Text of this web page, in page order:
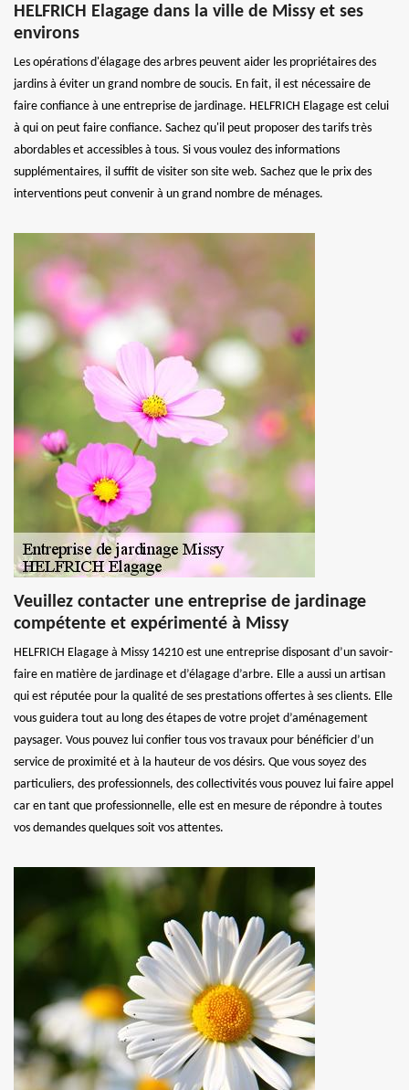
HELFRICH Elagage dans la ville de Missy et ses
environs
Les opérations d'élagage des arbres peuvent aider les propriétaires des
jardins à éviter un grand nombre de soucis. En fait, il est nécessaire de
faire confiance à une entreprise de jardinage. HELFRICH Elagage est celui
à qui on peut faire confiance. Sachez qu'il peut proposer des tarifs très
abordables et accessibles à tous. Si vous voulez des informations
supplémentaires, il suffit de visiter son site web. Sachez que le prix des
interventions peut convenir à un grand nombre de ménages.
Veuillez contacter une entreprise de jardinage
compétente et expérimenté à Missy
HELFRICH Elagage à Missy 14210 est une entreprise disposant d’un savoir-
faire en matière de jardinage et d’élagage d’arbre. Elle a aussi un artisan
qui est réputée pour la qualité de ses prestations offertes à ses clients. Elle
vous guidera tout au long des étapes de votre projet d’aménagement
paysager. Vous pouvez lui confier tous vos travaux pour bénéficier d’un
service de proximité et à la hauteur de vos désirs. Que vous soyez des
particuliers, des professionnels, des collectivités vous pouvez lui faire appel
car en tant que professionnelle, elle est en mesure de répondre à toutes
vos demandes quelques soit vos attentes.